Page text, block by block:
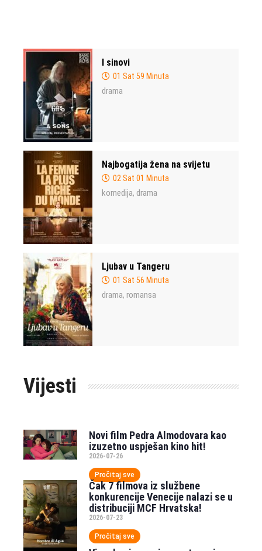
I sinovi
01 Sat 59 Minuta
drama
Najbogatija žena na svijetu
02 Sat 01 Minuta
komedija, drama
Ljubav u Tangeru
01 Sat 56 Minuta
drama, romansa
Vijesti
Novi film Pedra Almodovara kao
izuzetno uspješan kino hit!
2026-07-26
Pročitaj sve
Čak 7 filmova iz službene
konkurencije Venecije nalazi se u
distribuciji MCF Hrvatska!
2026-07-23
Pročitaj sve